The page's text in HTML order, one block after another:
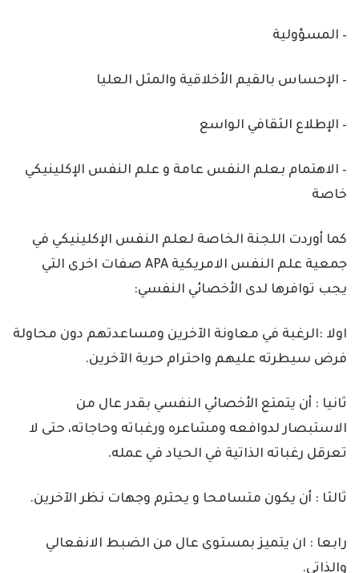
– المسؤولية
– الإحساس بالقيم الأخلاقية والمثل العليا
– الإطلاع الثقافي الواسع
– الاهتمام بعلم النفس عامة و علم النفس الإكلينيكي
خاصة
كما أوردت اللجنة الخاصة لعلم النفس الإكلينيكي في
جمعية علم النفس الامريكية APA صفات اخرى التي
يجب توافرها لدى الأخصائي النفسي:
اولا :الرغبة في معاونة الآخرين ومساعدتهم دون محاولة
فرض سيطرته عليهم واحترام حرية الآخرين.
ثانيا : أن يتمتع الأخصائي النفسي بقدر عال من
الاستبصار لدوافعه ومشاعره ورغباته وحاجاته، حتى لا
تعرقل رغباته الذاتية في الحياد في عمله.
ثالثا : أن يكون متسامحا و يحترم وجهات نظر الآخرين.
رابعا : ان يتميز بمستوى عال من الضبط الانفعالي
والذاتي.